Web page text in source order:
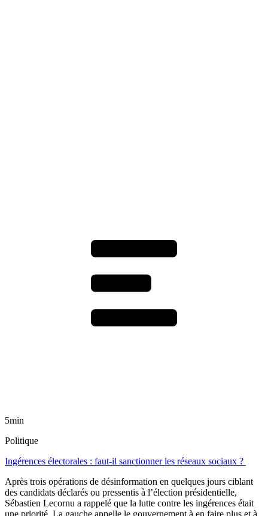
5min
Politique
Ingérences électorales : faut-il sanctionner les réseaux sociaux ?
Après trois opérations de désinformation en quelques jours ciblant
des candidats déclarés ou pressentis à l’élection présidentielle,
Sébastien Lecornu a rappelé que la lutte contre les ingérences était
une priorité. La gauche appelle le gouvernement à en faire plus et à